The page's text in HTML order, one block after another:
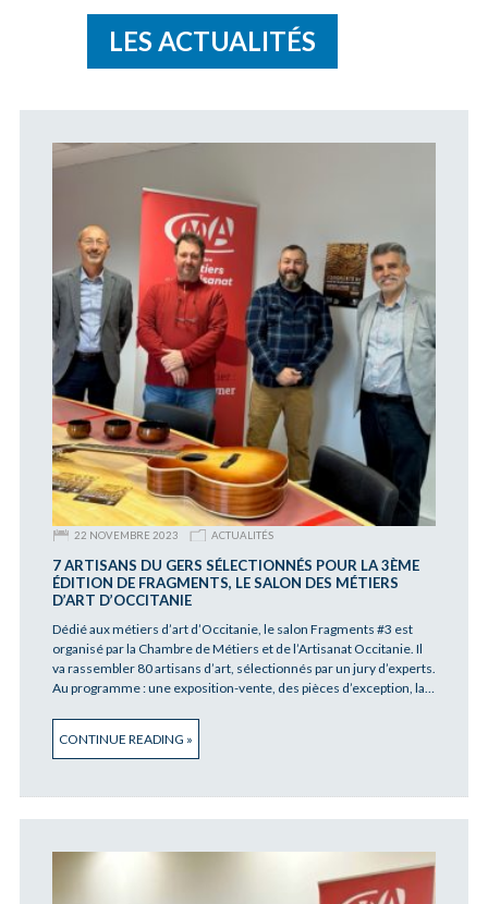
LES ACTUALITÉS
22 NOVEMBRE 2023 ACTUALITÉS
7 ARTISANS DU GERS SÉLECTIONNÉS POUR LA 3ÈME
ÉDITION DE FRAGMENTS, LE SALON DES MÉTIERS
D’ART D’OCCITANIE
Dédié aux métiers d’art d’Occitanie, le salon Fragments #3 est
organisé par la Chambre de Métiers et de l’Artisanat Occitanie. Il
va rassembler 80 artisans d’art, sélectionnés par un jury d’experts.
Au programme : une exposition-vente, des pièces d’exception, la…
CONTINUE READING »